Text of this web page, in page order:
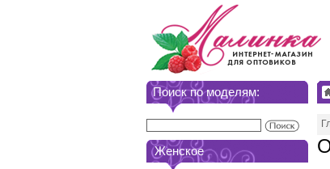
Поиск по моделям:
Женское